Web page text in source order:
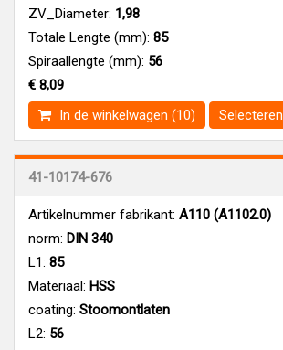
ZV_Diameter: 1,98
Totale Lengte (mm): 85
Spiraallengte (mm): 56
€ 8,09
In de winkelwagen (10)
Selecteren
41-10174-676
Artikelnummer fabrikant: A110 (A1102.0)
norm: DIN 340
L1: 85
Materiaal: HSS
coating: Stoomontlaten
L2: 56